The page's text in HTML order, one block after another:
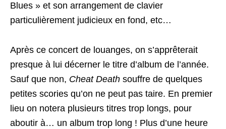
Blues » et son arrangement de clavier
particulièrement judicieux en fond, etc…
Après ce concert de louanges, on s’apprêterait
presque à lui décerner le titre d’album de l’année.
Sauf que non, Cheat Death souffre de quelques
petites scories qu’on ne peut pas taire. En premier
lieu on notera plusieurs titres trop longs, pour
aboutir à… un album trop long ! Plus d’une heure